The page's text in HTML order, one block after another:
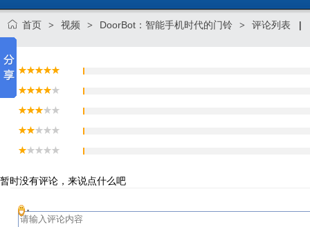
动态 智慧应用 商圈 智慧城镇
首页 > 视频 > DoorBot：智能手机时代的门铃 > 评论列表 |
暂时没有评论，来说点什么吧